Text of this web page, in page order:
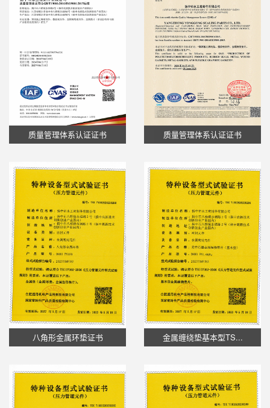
质量管理体系认证证书 质量管理体系认证证书
八角形金属环垫证书 金属缠绕垫基本型TS...